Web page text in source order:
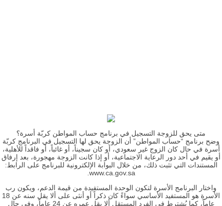
متى يحق للزوجة التسجيل في برنامج حساب المواطن كربّة أسرة؟
وضح برنامج “حساب المواطن” أن الزوجة يحق لها التسجيل في البرنامج كربّة
أسرة في حال كان الزوج غير سعودي، أو كان سجيناً، أو غائباً، أو فاقداً للأهلية،
أو يقيم في أحد دور الرعاية الاجتماعية، أو إذا كانت الزوجة مهجورة، بعد إرفاق
المستندات التي تثبت ذلك، من خلال البوابة الإلكترونية للبرنامج على الرابط:
www.ca.gov.sa.
واختار البرنامج الأسرة لتكون الوحدة المستفيدة من قيمة الدعم، ويكون رب
الأسرة هو المستفيد الأساسي سواءً كان ذكراً أو أنثى على ألا يقل سنه عن 18
عاماً، كما يُشترط في الفرد المستقل ألا يقل عمره عن 24 عاماً، وفي حال